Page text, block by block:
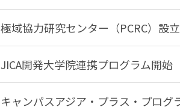
極域協力研究センター（PCRC）設立
JICA開発大学院連携プログラム開始
キャンパスアジア・プラス・プログ